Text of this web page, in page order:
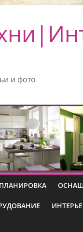
и фото
ПЛАНИРОВКА